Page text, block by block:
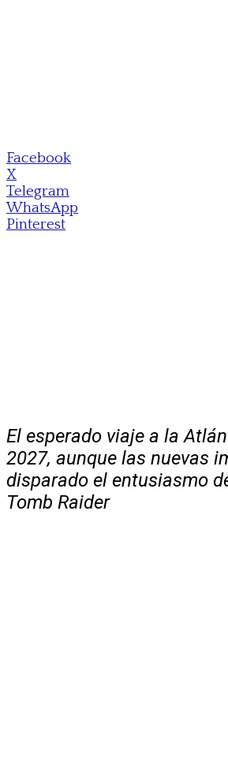
Facebook
X
Telegram
WhatsApp
Pinterest
El esperado viaje a la
2027, aunque las nuevas
disparado el entusiasmo
Tomb Raider